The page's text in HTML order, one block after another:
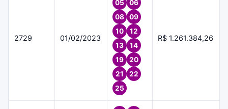
2729 01/02/2023
05
06
08
09
10
12
13
14
19
20
21
22
25
R$ 1.261.384,26